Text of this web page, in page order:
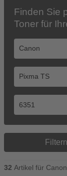
Finden Sie
Toner für
Filtern
Preisreihenfolge
32 Artikel für